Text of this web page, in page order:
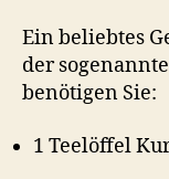
Ein beliebtes
der
benötigen Sie:
1 Teelöffel